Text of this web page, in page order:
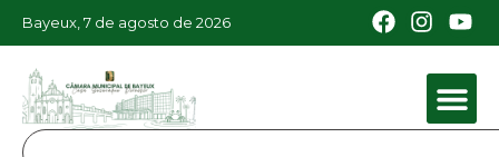
Bayeux, 7 de agosto de 2026